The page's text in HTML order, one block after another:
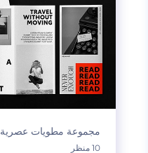
مجموعة مطويات عصرية
10 منظر